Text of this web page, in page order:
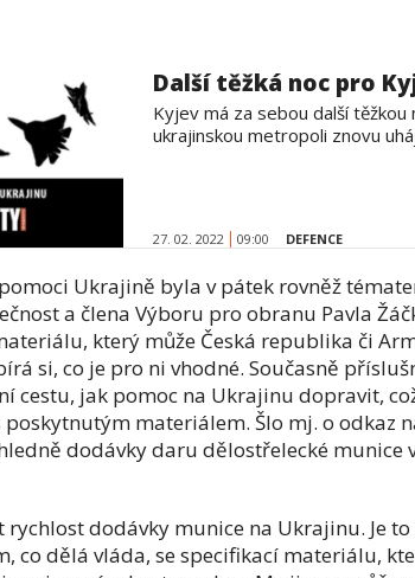
Další těžká noc pro
Kyjev má za sebou další
ukrajinskou metropoli znovu
27. 02. 2022 09:00 DEFENCE
Ukrajině byla v pátek rovněž
a člena Výboru pro obranu Pavla
který může Česká republika či
si, co je pro ni vhodné. Současně
cestu, jak pomoc na Ukrajinu dopravit,
poskytnutým materiálem. Šlo mj. o odkaz
dodávky daru dělostřelecké munice
rychlost dodávky munice na Ukrajinu. Je
co dělá vláda, se specifikací materiálu,